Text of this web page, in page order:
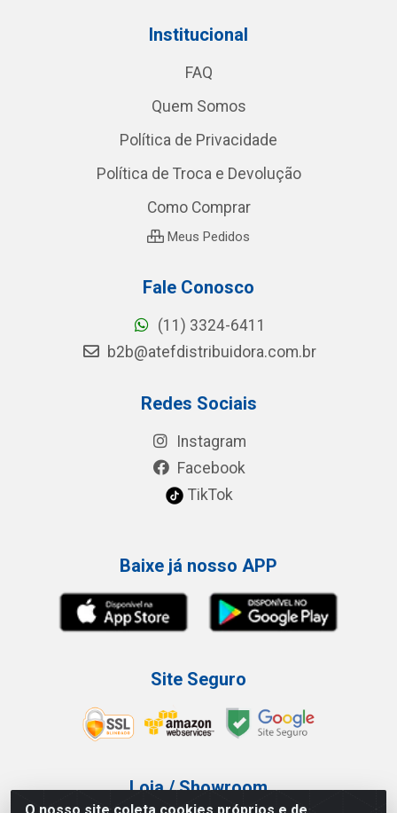
Institucional
FAQ
Quem Somos
Política de Privacidade
Política de Troca e Devolução
Como Comprar
Meus Pedidos
Fale Conosco
(11) 3324-6411
b2b@atefdistribuidora.com.br
Redes Sociais
Instagram
Facebook
TikTok
Baixe já nosso APP
Site Seguro
Loja / Showroom